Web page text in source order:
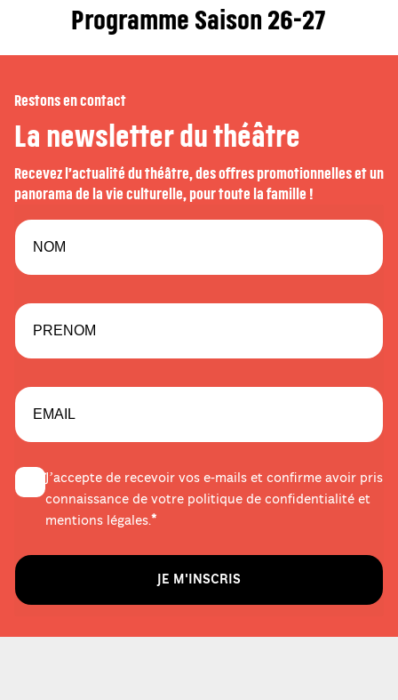
Programme Saison 26-27
Restons en contact
La newsletter du théâtre
Recevez l’actualité du théâtre, des offres promotionnelles et un
panorama de la vie culturelle, pour toute la famille !
J’accepte de recevoir vos e-mails et confirme avoir pris
connaissance de votre politique de confidentialité et
mentions légales.
JE M'INSCRIS